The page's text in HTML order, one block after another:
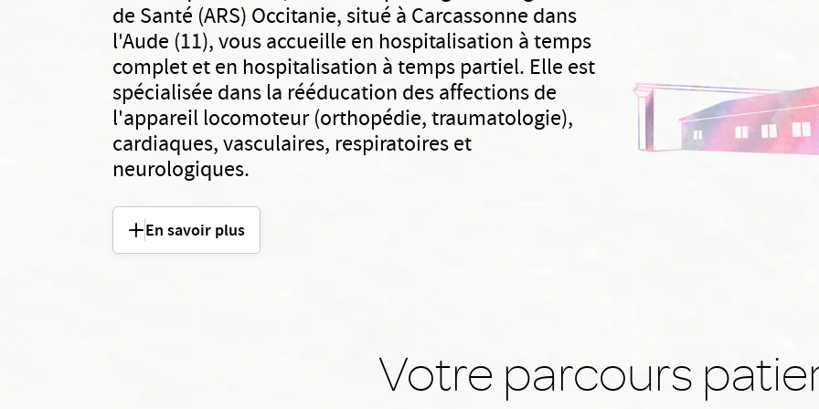
de Santé (ARS) Occitanie, situé à Carcassonne dans
l'Aude (11), vous accueille en hospitalisation à temps
complet et en hospitalisation à temps partiel. Elle est
spécialisée dans la rééducation des affections de
l'appareil locomoteur (orthopédie, traumatologie),
cardiaques, vasculaires, respiratoires et
neurologiques.
En savoir plus
Votre parcours